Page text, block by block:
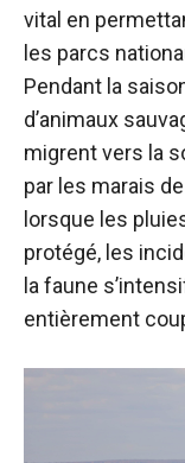
vital en
les parcs
Pendant la
d’animaux
migrent vers la
par les marais
lorsque les
protégé, les
la faune
entièrement